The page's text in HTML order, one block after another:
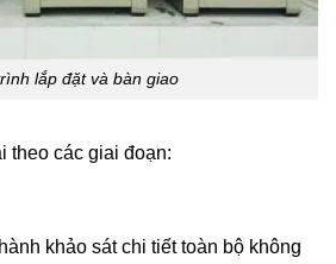
lắp đặt và bàn giao
theo các giai đoạn:
khảo sát chi tiết toàn bộ không